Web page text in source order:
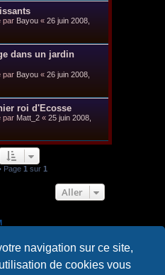
navigation sur ce site,
de cookies vous
par Bayou « 26 juin 2008,
dans un jardin
par Bayou « 26 juin 2008,
roi d'Ecosse
par Matt_2 « 25 juin 2008,
Page 1 sur 1
Aller
aux sujets dans ce forum
vos messages dans ce